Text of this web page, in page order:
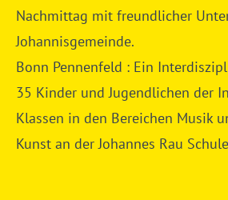
Nachmittag mit freundlicher
Johannisgemeinde.
Bonn Pennenfeld : Ein
35 Kinder und Jugendlichen der
Klassen in den Bereichen Musik
Kunst an der Johannes Rau Schule